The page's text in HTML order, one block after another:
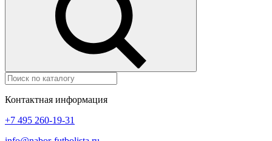
Контактная информация
+7 495 260-19-31